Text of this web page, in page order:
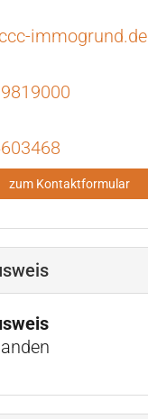
immogrund.de
zum Kontaktformular